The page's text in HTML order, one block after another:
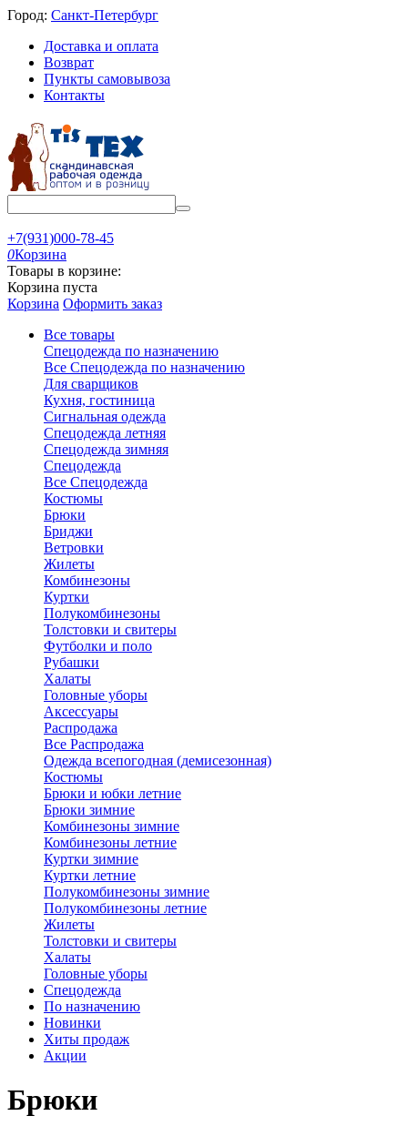
Город: Санкт-Петербург
Доставка и оплата
Возврат
Пункты самовывоза
Контакты
+7(931)000-78-45
0Корзина
Товары в корзине:
Корзина пуста
Корзина Оформить заказ
Все товары
Спецодежда по назначению
Все Спецодежда по назначению
Для сварщиков
Кухня, гостиница
Сигнальная одежда
Спецодежда летняя
Спецодежда зимняя
Спецодежда
Все Спецодежда
Костюмы
Брюки
Бриджи
Ветровки
Жилеты
Комбинезоны
Куртки
Полукомбинезоны
Толстовки и свитеры
Футболки и поло
Рубашки
Халаты
Головные уборы
Аксессуары
Распродажа
Все Распродажа
Одежда всепогодная (демисезонная)
Костюмы
Брюки и юбки летние
Брюки зимние
Комбинезоны зимние
Комбинезоны летние
Куртки зимние
Куртки летние
Полукомбинезоны зимние
Полукомбинезоны летние
Жилеты
Толстовки и свитеры
Халаты
Головные уборы
Спецодежда
По назначению
Новинки
Хиты продаж
Акции
Брюки